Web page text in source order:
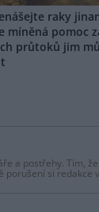
raky
míněná pomoc
průtoků jim
a postřehy. Tím,
porušení si redakce